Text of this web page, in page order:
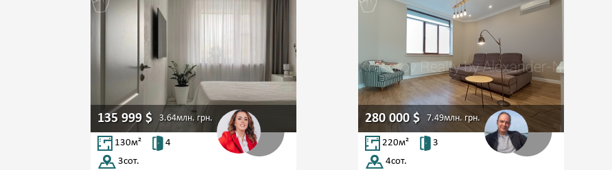
135 999$ 3.64млн. грн.
130м²
4
3сот.
280 000$ 7.49млн. грн.
220м²
3
4сот.